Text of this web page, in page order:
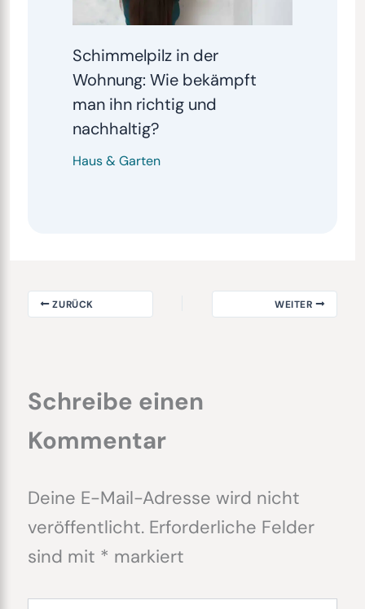
Schimmelpilz in der
Wohnung: Wie bekämpft
man ihn richtig und
nachhaltig?
Haus & Garten
ZURÜCK WEITER
Schreibe einen
Kommentar
Deine E-Mail-Adresse wird nicht
veröffentlicht. Erforderliche Felder
sind mit * markiert